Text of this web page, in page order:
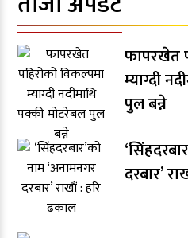
फापरखेत
म्याग्दी
पुल बन्ने
दरबार’